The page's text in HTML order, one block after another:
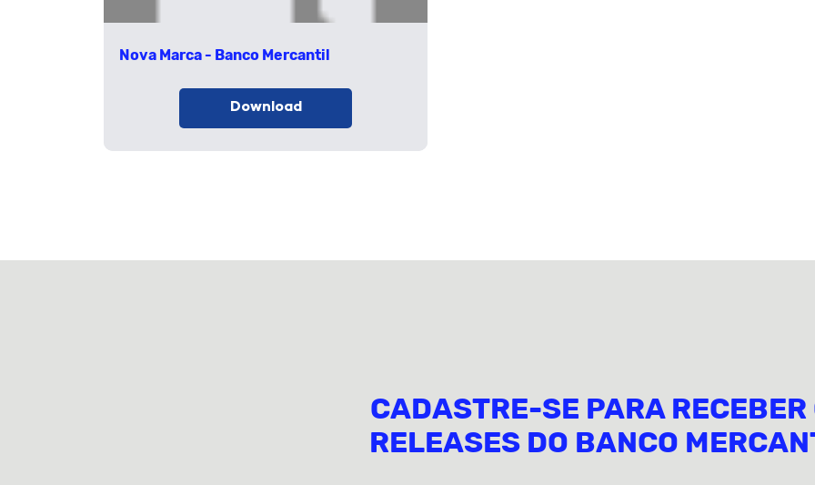
Nova Marca - Banco Mercantil
Download
CADASTRE-SE PARA RECEBER
RELEASES DO BANCO